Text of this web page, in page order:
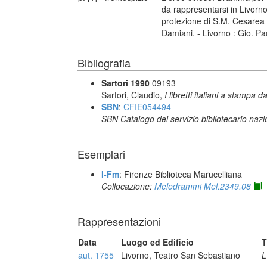
da rappresentarsi in
protezione di S.M.
Damiani. - Livorno : Gio.
Bibliografia
Sartori 1990 09193
Sartori, Claudio, I libretti italiani a stampa
SBN: CFIE054494
SBN Catalogo del servizio bibliotecario
Esemplari
I-Fm: Firenze Biblioteca Marucelliana
Collocazione: Melodrammi Mel.2349.08
Rappresentazioni
Data Luogo ed Edificio
aut. 1755
Livorno, Teatro San Sebastiano